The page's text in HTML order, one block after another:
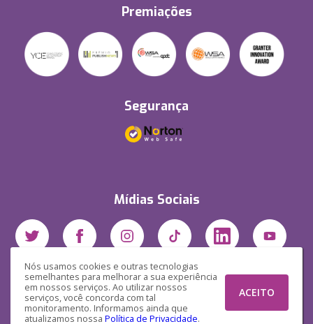
Nós usamos cookies e outras tecnologias
semelhantes para melhorar a sua experiência
em nossos serviços. Ao utilizar nossos
serviços, você concorda com tal
monitoramento. Informamos ainda que
atualizamos nossa Política de Privacidade.
ACEITO
Premiações
Segurança
Mídias Sociais